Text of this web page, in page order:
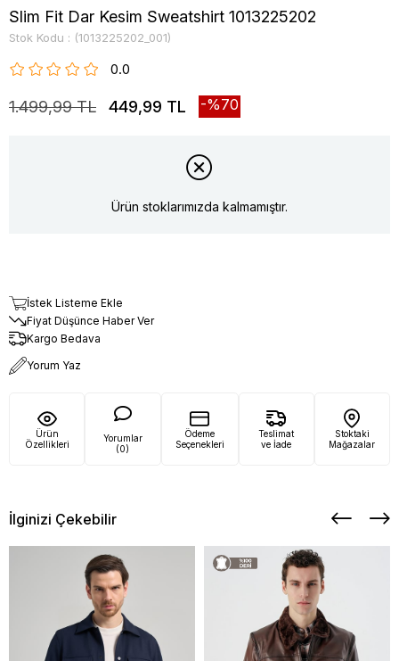
Slim Fit Dar Kesim Sweatshirt 1013225202
Stok Kodu (1013225202_001)
0.0
1.499,99 TL 449,99 TL 70
Ürün stoklarımızda kalmamıştır.
İstek Listeme Ekle
Fiyat Düşünce Haber Ver
Kargo Bedava
Yorum Yaz
Ürün
Özellikleri
Yorumlar
(0)
Ödeme
Seçenekleri
Teslimat
ve İade
Stoktaki
Mağazalar
İlginizi Çekebilir